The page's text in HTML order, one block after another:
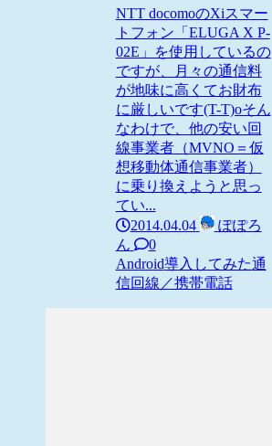
NTT docomoのXiスマー
トフォン「ELUGA X P-
02E」を使用しているの
ですが、月々の通信料
が地味に高くてお財布
に厳しいです(T-T)oそん
なわけで、他の安い回
線事業者（MVNO＝仮
想移動体通信事業者）
に乗り換えようと思っ
てい...
2014.04.04
ぽぽろ
ん
0
Android導入してみた通
信回線／携帯電話